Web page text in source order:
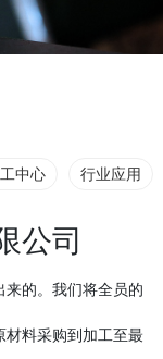
中心 行业应用
公司
的。我们将全员的
材料采购到加工至最